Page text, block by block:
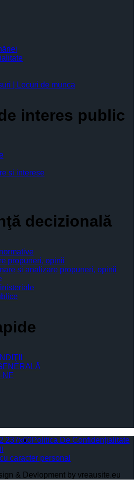
| Locuri de munca
interes public
si interese
decizională
propuneri, opinii
si analizare propuneri, opinii
NE
Politica De Confidențialitate
caracter personal
& Devlopment by vreausite.eu